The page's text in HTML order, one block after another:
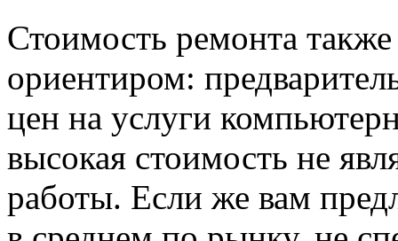
Стоимость ремонта
ориентиром:
цен на услуги
высокая стоимость не
работы. Если же вам